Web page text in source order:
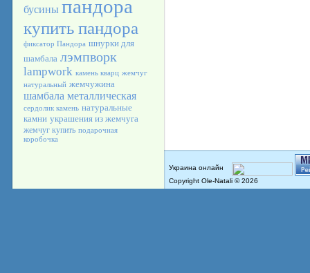
бусины пандора
купить пандора
фиксатор Пандора шнурки для
шамбала лэмпворк
lampwork камень кварц жемчуг
натуральный жемчужина
шамбала металлическая
сердолик камень натуральные
камни украшения из жемчуга
жемчуг купить подарочная
коробочка
Copyright Ole-Natali © 2026